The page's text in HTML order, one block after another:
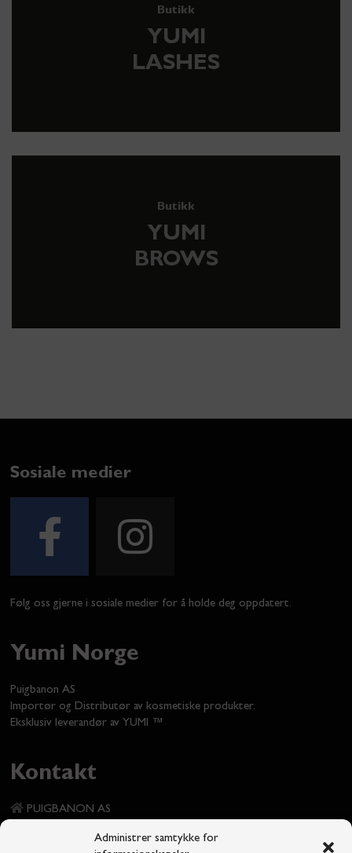
Administrer samtykke for
Butikk
YUMI
LASHES
Butikk
YUMI
BROWS
Sosiale medier
Følg oss gjerne i sosiale medier for å holde deg oppdatert.
Yumi Norge
Puigbanon AS
Importør og Distributør av kosmetiske produkter.
Eksklusiv leverandør av YUMI ™
Kontakt
PUIGBANON AS